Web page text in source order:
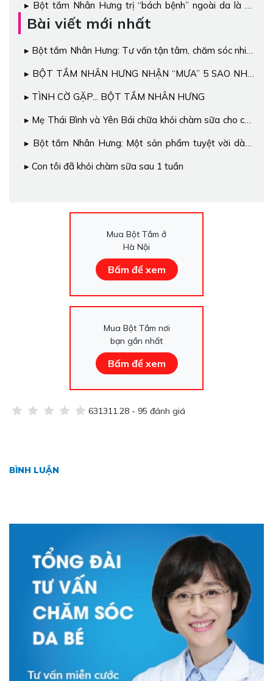
Bột tắm Nhân Hưng trị “bách bệnh” ngoài da là có
thật!
Bài viết mới nhất
Bột tắm Nhân Hưng: Tư vấn tận tâm, chăm sóc nhiệt
BỘT TẮM NHÂN HƯNG NHẬN “MƯA” 5 SAO NHỜ
TÌNH CỜ GẶP... BỘT TẮM NHÂN HƯNG
Mẹ Thái Bình và Yên Bái chữa khỏi chàm sữa cho con
Bột tắm Nhân Hưng: Một sản phẩm tuyệt vời dành
Con tôi đã khỏi chàm sữa sau 1 tuần
Mua Bột Tắm ở
Hà Nội
Bấm để xem
Mua Bột Tắm nơi
bạn gần nhất
Bấm để xem
631311.28 - 95 đánh giá
BÌNH LUẬN